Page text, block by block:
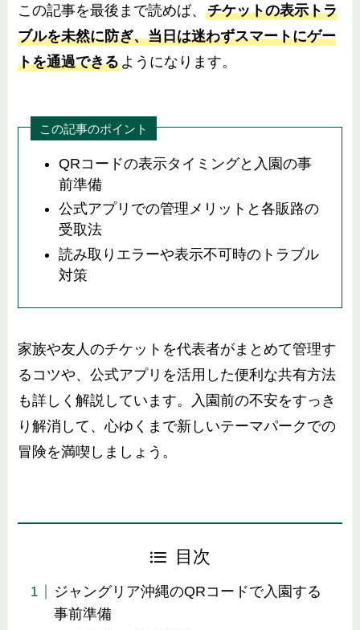
この記事を最後まで読めば、チケットの表示トラ
ブルを未然に防ぎ、当日は迷わずスマートにゲー
トを通過できるようになります。
この記事のポイント
QRコードの表示タイミングと入園の事
前準備
公式アプリでの管理メリットと各販路の
受取法
読み取りエラーや表示不可時のトラブル
対策
家族や友人のチケットを代表者がまとめて管理す
るコツや、公式アプリを活用した便利な共有方法
も詳しく解説しています。入園前の不安をすっき
り解消して、心ゆくまで新しいテーマパークでの
冒険を満喫しましょう。
目次
ジャングリア沖縄のQRコードで入園する
事前準備